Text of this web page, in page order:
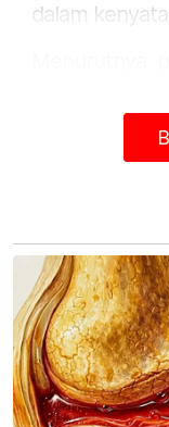
dalam
Panjang
125 ketika
"Mayat
Perubatan
proses bedah
Artikel
Warga emas